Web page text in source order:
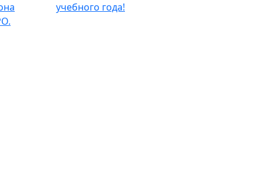
учебного года!